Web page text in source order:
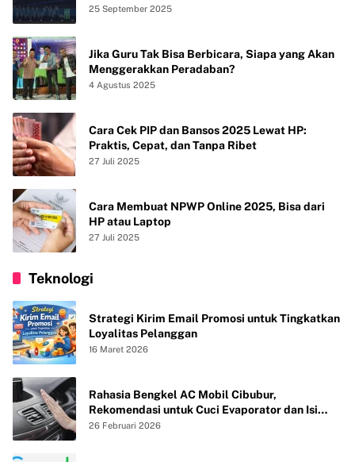
25 September 2025
Jika Guru Tak Bisa Berbicara, Siapa yang Akan
Menggerakkan Peradaban?
4 Agustus 2025
Cara Cek PIP dan Bansos 2025 Lewat HP:
Praktis, Cepat, dan Tanpa Ribet
27 Juli 2025
Cara Membuat NPWP Online 2025, Bisa dari
HP atau Laptop
27 Juli 2025
Teknologi
Strategi Kirim Email Promosi untuk Tingkatkan
Loyalitas Pelanggan
16 Maret 2026
Rahasia Bengkel AC Mobil Cibubur,
Rekomendasi untuk Cuci Evaporator dan Isi
Freon agar AC Mobil Dingin Maksimal Tanpa
26 Februari 2026